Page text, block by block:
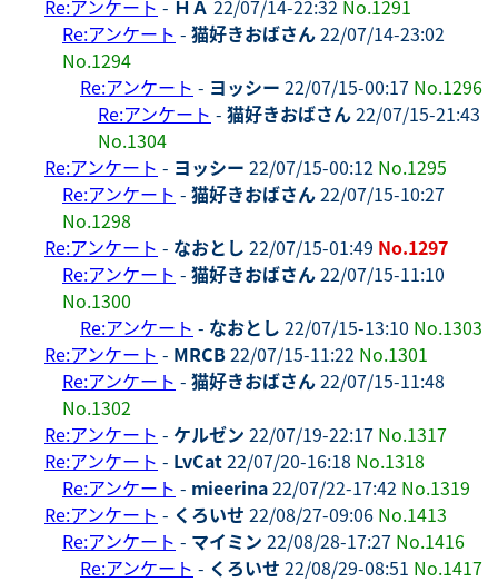
Re:アンケート - ＨＡ 22/07/14-22:32 No.1291
Re:アンケート - 猫好きおばさん22/07/14-23:02
No.1294
Re:アンケート - ヨッシー 22/07/15-00:17 No.1296
Re:アンケート - 猫好きおばさん22/07/15-21:43
No.1304
Re:アンケート - ヨッシー 22/07/15-00:12 No.1295
Re:アンケート - 猫好きおばさん22/07/15-10:27
No.1298
Re:アンケート - なおとし 22/07/15-01:49 No.1297
Re:アンケート - 猫好きおばさん22/07/15-11:10
No.1300
Re:アンケート - なおとし 22/07/15-13:10 No.1303
Re:アンケート - MRCB22/07/15-11:22 No.1301
Re:アンケート - 猫好きおばさん22/07/15-11:48
No.1302
Re:アンケート - ケルゼン 22/07/19-22:17 No.1317
Re:アンケート - LvCat22/07/20-16:18 No.1318
Re:アンケート - mieerina22/07/22-17:42 No.1319
Re:アンケート - くろいせ 22/08/27-09:06 No.1413
Re:アンケート - マイミン 22/08/28-17:27 No.1416
Re:アンケート - くろいせ 22/08/29-08:51 No.1417